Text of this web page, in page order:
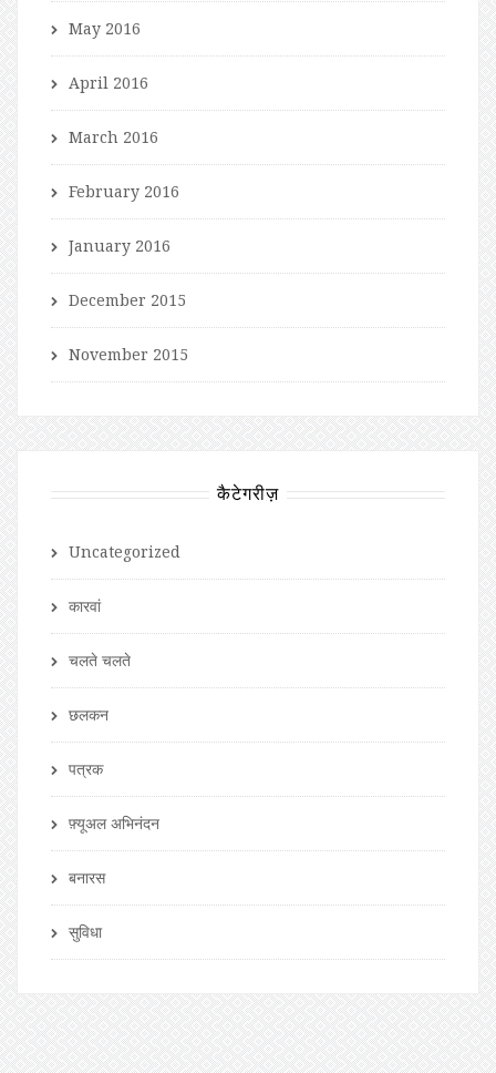
May 2016
April 2016
March 2016
February 2016
January 2016
December 2015
November 2015
कैटेगरीज़
Uncategorized
कारवां
चलते चलते
छलकन
पत्रक
फ़्यूअल अभिनंदन
बनारस
सुविधा